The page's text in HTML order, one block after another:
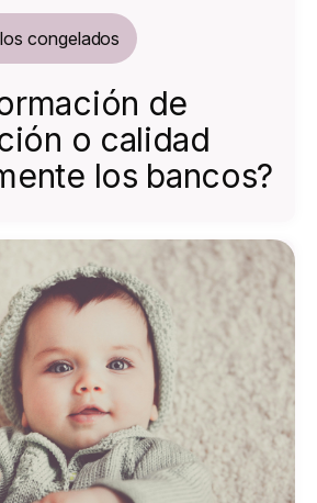
congelados
de
o calidad
los bancos?